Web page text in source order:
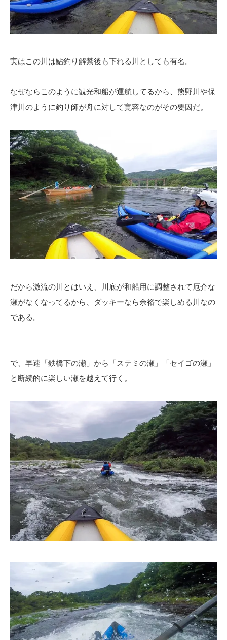
実はこの川は鮎釣り解禁後も下れる川としても有名。
なぜならこのように観光和船が運航してるから、熊野川や保
津川のように釣り師が舟に対して寛容なのがその要因だ。
だから激流の川とはいえ、川底が和船用に調整されて厄介な
瀬がなくなってるから、ダッキーなら余裕で楽しめる川なの
である。
で、早速「鉄橋下の瀬」から「ステミの瀬」「セイゴの瀬」
と断続的に楽しい瀬を越えて行く。